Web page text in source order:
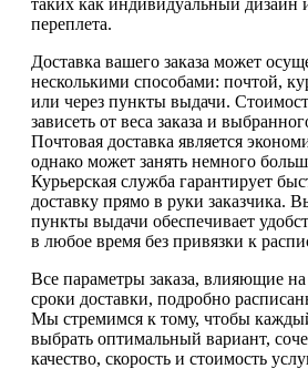
переплета.
Доставка вашего заказа может
несколькими способами: почтой,
или через пункты выдачи.
зависеть от веса заказа и
Почтовая доставка является
однако может занять немного
Курьерская служба гарантирует
доставку прямо в руки заказчика.
пункты выдачи обеспечивает
в любое время без привязки к
Все параметры заказа, влияющие на
сроки доставки, подробно
Мы стремимся к тому, чтобы
выбрать оптимальный вариант,
качество, скорость и стоимость